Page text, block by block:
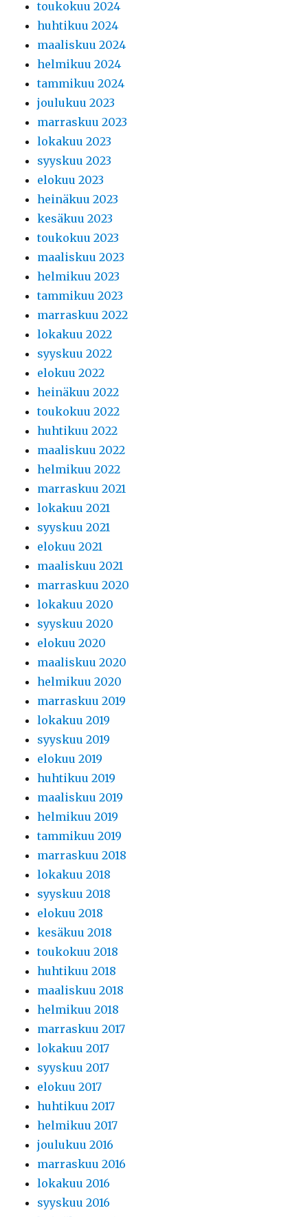
toukokuu 2024
huhtikuu 2024
maaliskuu 2024
helmikuu 2024
tammikuu 2024
joulukuu 2023
marraskuu 2023
lokakuu 2023
syyskuu 2023
elokuu 2023
heinäkuu 2023
kesäkuu 2023
toukokuu 2023
maaliskuu 2023
helmikuu 2023
tammikuu 2023
marraskuu 2022
lokakuu 2022
syyskuu 2022
elokuu 2022
heinäkuu 2022
toukokuu 2022
huhtikuu 2022
maaliskuu 2022
helmikuu 2022
marraskuu 2021
lokakuu 2021
syyskuu 2021
elokuu 2021
maaliskuu 2021
marraskuu 2020
lokakuu 2020
syyskuu 2020
elokuu 2020
maaliskuu 2020
helmikuu 2020
marraskuu 2019
lokakuu 2019
syyskuu 2019
elokuu 2019
huhtikuu 2019
maaliskuu 2019
helmikuu 2019
tammikuu 2019
marraskuu 2018
lokakuu 2018
syyskuu 2018
elokuu 2018
kesäkuu 2018
toukokuu 2018
huhtikuu 2018
maaliskuu 2018
helmikuu 2018
marraskuu 2017
lokakuu 2017
syyskuu 2017
elokuu 2017
huhtikuu 2017
helmikuu 2017
joulukuu 2016
marraskuu 2016
lokakuu 2016
syyskuu 2016